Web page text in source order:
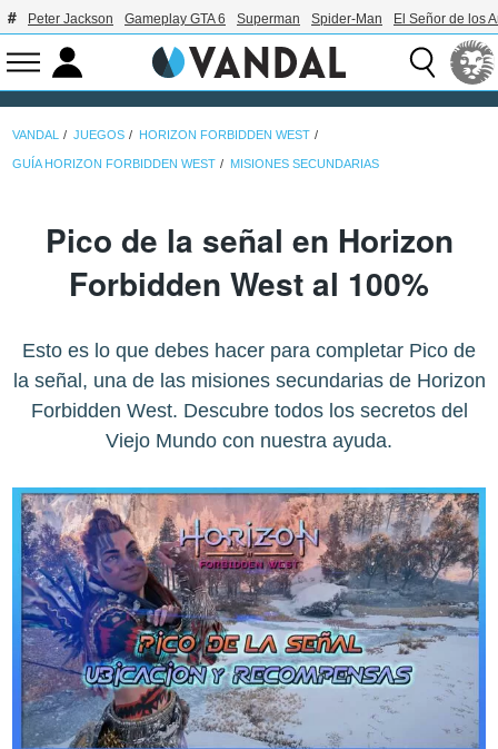
Peter Jackson Gameplay GTA 6 Superman Spider-Man El Señor de los
VANDAL JUEGOS HORIZON FORBIDDEN WEST
GUÍA HORIZON FORBIDDEN WEST MISIONES SECUNDARIAS
Pico de la señal en Horizon
Forbidden West al 100%
Esto es lo que debes hacer para completar Pico de
la señal, una de las misiones secundarias de Horizon
Forbidden West. Descubre todos los secretos del
Viejo Mundo con nuestra ayuda.